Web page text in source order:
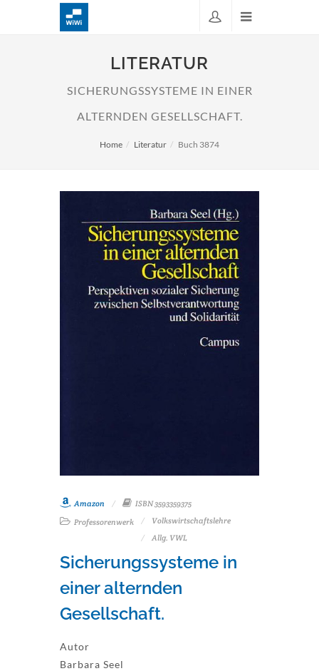
LITERATUR
SICHERUNGSSYSTEME IN EINER
ALTERNDEN GESELLSCHAFT.
Home Literatur Buch 3874
Amazon
ISBN 3593359375
Professorenwerk
Volkswirtschaftslehre
Allg. VWL
Sicherungssysteme in
einer alternden
Gesellschaft.
Autor
Barbara Seel